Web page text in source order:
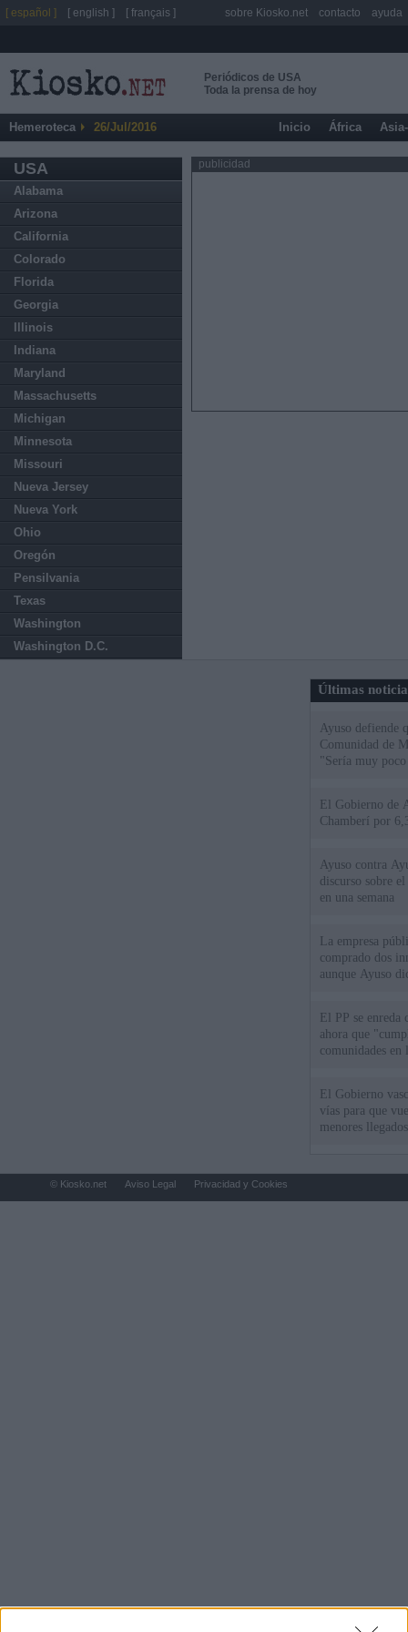
Periódicos de USA
Toda la prensa de hoy
Hemeroteca 26/Jul/2016 Inicio África
USA
Alabama
Arizona
California
Colorado
Florida
Georgia
Illinois
Indiana
Maryland
Massachusetts
Michigan
Minnesota
Missouri
Nueva Jersey
Nueva York
Ohio
Oregón
Pensilvania
Texas
Washington
Washington D.C.
publicidad
Últimas
Ayuso defiende
Comunidad de
"Sería muy
El Gobierno de
Chamberí por
Ayuso contra
discurso sobre
en una semana
La empresa
comprado dos
aunque Ayuso
El PP se
ahora que
comunidades en
El Gobierno
vías para que
menores
[ español ] [ english ] [ français ] sobre Kiosko.net contacto ayuda
© Kiosko.net Aviso Legal Privacidad y Cookies